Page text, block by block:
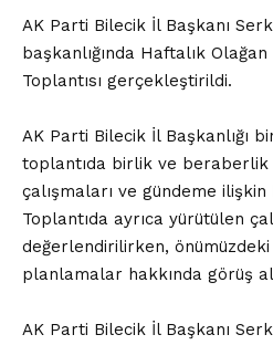
AK Parti Bilecik İl Başkanı
başkanlığında Haftalık
Toplantısı gerçekleştirildi.
AK Parti Bilecik İl Başkanlığı
toplantıda birlik ve beraberlik
çalışmaları ve gündeme ilişkin
Toplantıda ayrıca yürütülen
değerlendirilirken,
planlamalar hakkında görüş
AK Parti Bilecik İl Başkanı